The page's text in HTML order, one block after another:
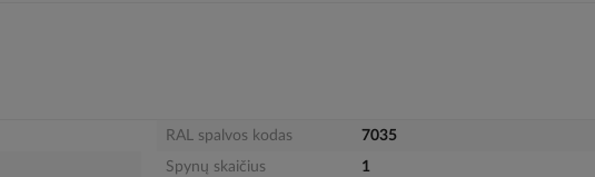
RAL spalvos kodas
7035
Spynų skaičius
1